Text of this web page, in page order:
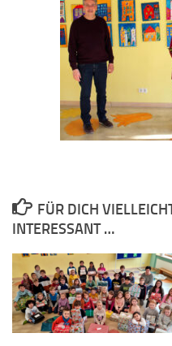
FÜR DICH
INTERESSANT …